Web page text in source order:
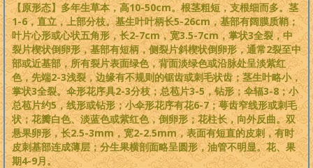
【原形态】多年生草本，高10-50cm。根茎粗短，支根细而多。茎
1-6，直立，上部分枝。基生叶叶柄长5-26cm，基部有阔膜质鞘；
叶片心形或心状五角形，长2-7cm，宽3.5-7cm，掌状3全裂，中
裂片楔状倒卵形，基部有短柄，侧裂片斜楔状倒卵形，通常2裂至中
部或近基部，所有裂片表面绿色，背面淡绿色或沿脉处呈淡紫红
色，先端2-3浅裂，边缘有不规则的锯齿或刺毛状齿；茎生叶略小，
掌状3全裂。伞形花序具2-3分枝；总苞片3-5，钻形；伞辐3-8；小
总苞片约5，线形或钻形；小伞形花序有花6-7；萼齿窄线形或刺毛
状；花瓣白色、淡蓝色或紫红色，倒卵形；花柱长，向外反曲。双
悬果卵形，长2.5-3mm，宽2-2.5mm，表面有短直的皮刺，有时
皮刺基部连成薄层；分生果横剖面略呈圆形，油管不明显。花、果
期4-9月。